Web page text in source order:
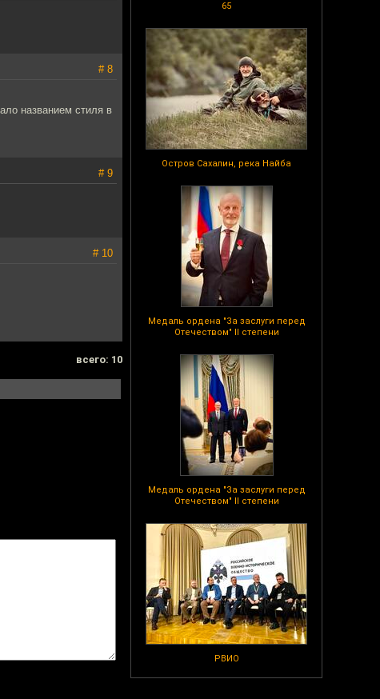
65
Остров Сахалин, река Найба
Медаль ордена "За заслуги перед
Отечеством" II степени
Медаль ордена "За заслуги перед
Отечеством" II степени
РВИО
# 8
названием стиля в
# 9
# 10
всего: 10